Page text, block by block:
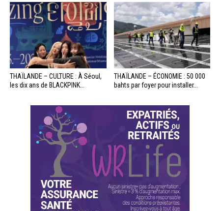
THAÏLANDE – CULTURE : À Séoul,
les dix ans de BLACKPINK...
THAÏLANDE – ÉCONOMIE : 50 000
bahts par foyer pour installer...